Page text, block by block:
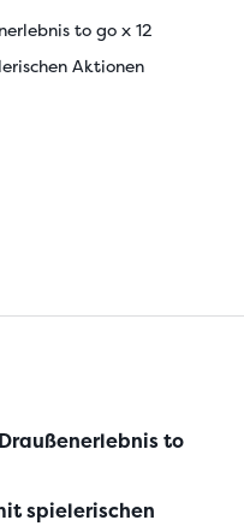
to go x 12
Aktionen
to
spielerischen